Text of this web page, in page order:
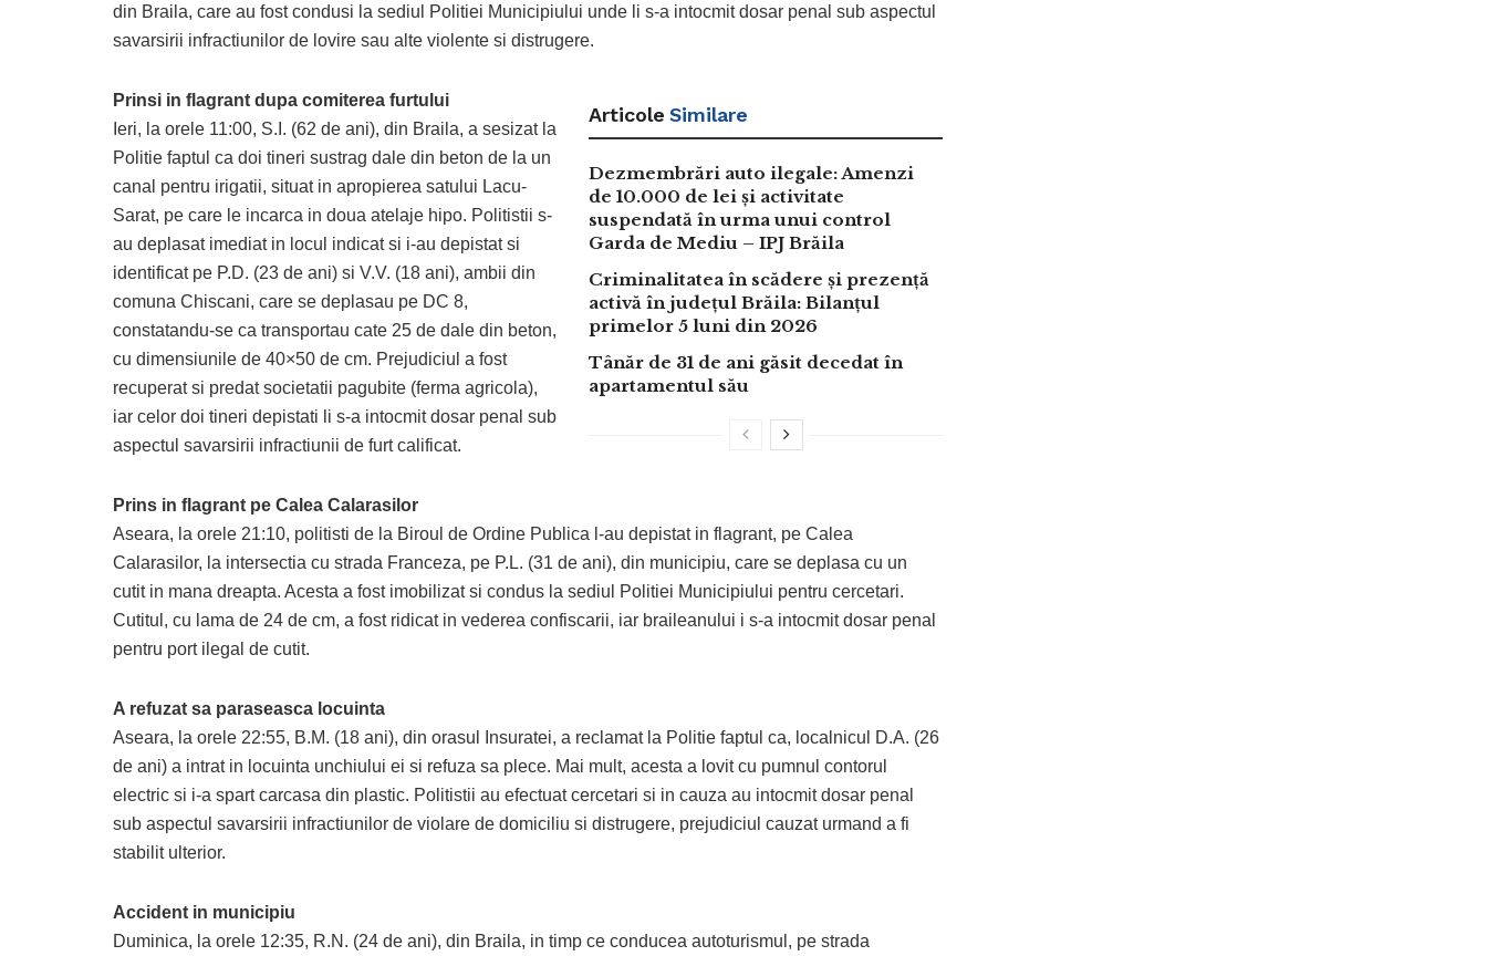
din Braila, care au fost condusi la sediul Politiei Municipiului unde li s-a intocmit dosar penal sub aspectul
savarsirii infractiunilor de lovire sau alte violente si distrugere.
Articole Similare
Dezmembrări auto ilegale: Amenzi
de 10.000 de lei și activitate
suspendată în urma unui control
Garda de Mediu – IPJ Brăila
Criminalitatea în scădere și prezență
activă în județul Brăila: Bilanțul
primelor 5 luni din 2026
Tânăr de 31 de ani găsit decedat în
apartamentul său
Prinsi in flagrant dupa comiterea furtului
Ieri, la orele 11:00, S.I. (62 de ani), din Braila, a sesizat la
Politie faptul ca doi tineri sustrag dale din beton de la un
canal pentru irigatii, situat in apropierea satului Lacu-
Sarat, pe care le incarca in doua atelaje hipo. Politistii s-
au deplasat imediat in locul indicat si i-au depistat si
identificat pe P.D. (23 de ani) si V.V. (18 ani), ambii din
comuna Chiscani, care se deplasau pe DC 8,
constatandu-se ca transportau cate 25 de dale din beton,
cu dimensiunile de 40×50 de cm. Prejudiciul a fost
recuperat si predat societatii pagubite (ferma agricola),
iar celor doi tineri depistati li s-a intocmit dosar penal sub
aspectul savarsirii infractiunii de furt calificat.
Prins in flagrant pe Calea Calarasilor
Aseara, la orele 21:10, politisti de la Biroul de Ordine Publica l-au depistat in flagrant, pe Calea
Calarasilor, la intersectia cu strada Franceza, pe P.L. (31 de ani), din municipiu, care se deplasa cu un
cutit in mana dreapta. Acesta a fost imobilizat si condus la sediul Politiei Municipiului pentru cercetari.
Cutitul, cu lama de 24 de cm, a fost ridicat in vederea confiscarii, iar braileanului i s-a intocmit dosar penal
pentru port ilegal de cutit.
A refuzat sa paraseasca locuinta
Aseara, la orele 22:55, B.M. (18 ani), din orasul Insuratei, a reclamat la Politie faptul ca, localnicul D.A. (26
de ani) a intrat in locuinta unchiului ei si refuza sa plece. Mai mult, acesta a lovit cu pumnul contorul
electric si i-a spart carcasa din plastic. Politistii au efectuat cercetari si in cauza au intocmit dosar penal
sub aspectul savarsirii infractiunilor de violare de domiciliu si distrugere, prejudiciul cauzat urmand a fi
stabilit ulterior.
Accident in municipiu
Duminica, la orele 12:35, R.N. (24 de ani), din Braila, in timp ce conducea autoturismul, pe strada